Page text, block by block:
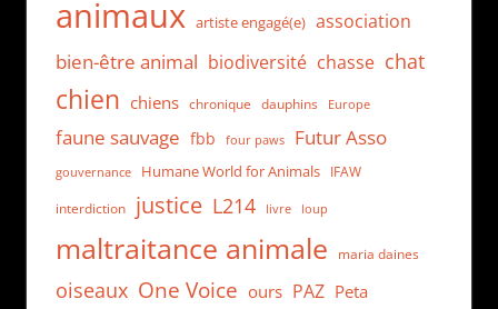
animaux artiste engagé(e) association
bien-être animal biodiversité chasse chat
chien chiens chronique dauphins Europe
faune sauvage fbb four paws Futur Asso
gouvernance Humane World for Animals IFAW
interdiction justice L214 livre loup
maltraitance animale maria daines
oiseaux One Voice ours PAZ Peta